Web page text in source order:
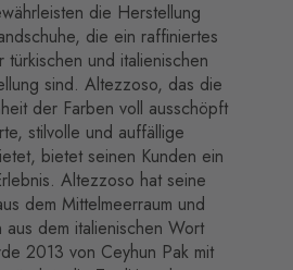
die Herstellung
die ein raffiniertes
und italienischen
sind. Altezzoso, das die
der Farben voll ausschöpft
stilvolle und auffällige
bietet seinen Kunden ein
Altezzoso hat seine
dem Mittelmeerraum und
aus dem italienischen Wort
2013 von Ceyhun Pak mit